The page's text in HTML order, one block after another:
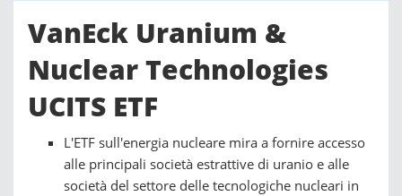
VanEck Uranium &
Nuclear Technologies
UCITS ETF
L'ETF sull'energia nucleare mira a fornire accesso
alle principali società estrattive di uranio e alle
società del settore delle tecnologiche nucleari in